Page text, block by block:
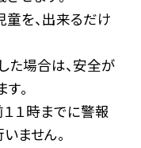
童を、出来るだけ
た場合は、安全が
。
１時までに警報
ません。